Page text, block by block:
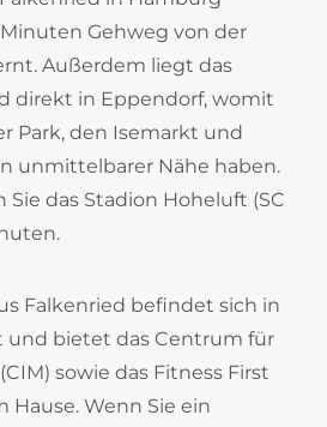
Gehweg von der
Außerdem liegt das
direkt in Eppendorf, womit
Park, den Isemarkt und
unmittelbarer Nähe haben.
das Stadion Hoheluft (SC
Falkenried befindet sich in
bietet das Centrum für
sowie das Fitness First
Wenn Sie ein